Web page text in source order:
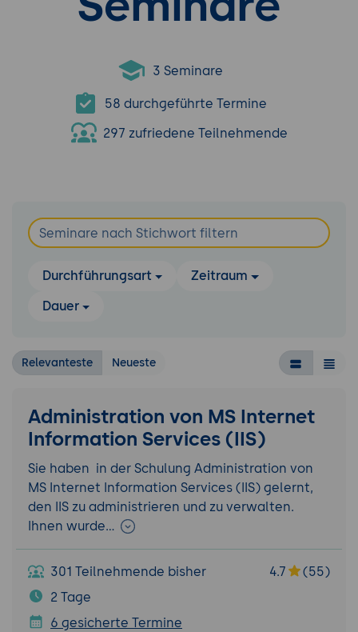
3 Seminare
58 durchgeführte Termine
297 zufriedene Teilnehmende
Durchführungsart
Zeitraum
Dauer
Relevanteste Neueste
Administration von MS Internet
Information Services (IIS)
Sie haben in der Schulung Administration von
MS Internet Information Services (IIS) gelernt,
den IIS zu administrieren und zu verwalten.
Ihnen wurde…
301 Teilnehmende bisher 4.7
(55)
2 Tage
6 gesicherte Termine